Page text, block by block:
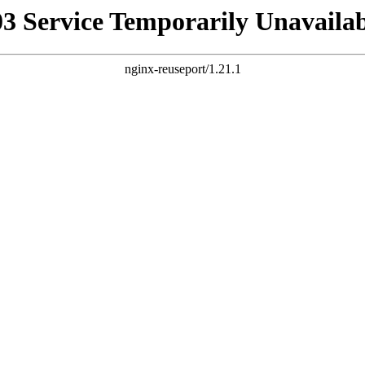
Service Temporarily
nginx-reuseport/1.21.1